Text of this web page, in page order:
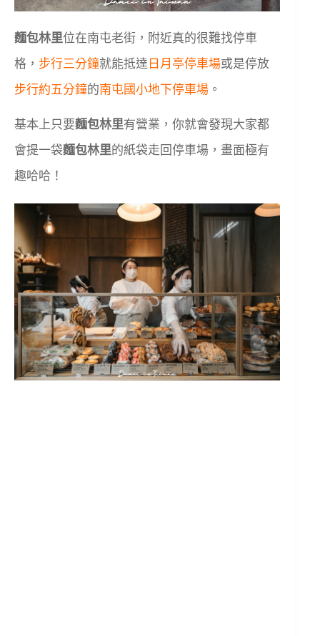
麵包林里位在南屯老街，附近真的很難找停車
格， 步行三分鐘就能抵達 日月亭停車場或是停放
步行約五分鐘的南屯國小地下停車場 。
基本上只要麵包林里有營業，你就會發現大家都
會提一袋麵包林里的紙袋走回停車場，畫面極有
趣哈哈！